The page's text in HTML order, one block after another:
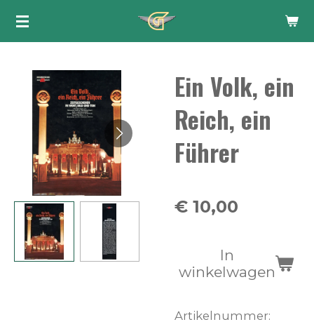
Ga
hoofdinhoud
Ein Volk, ein
Reich, ein
Führer
€ 10,00
In
winkelwagen
Artikelnummer: